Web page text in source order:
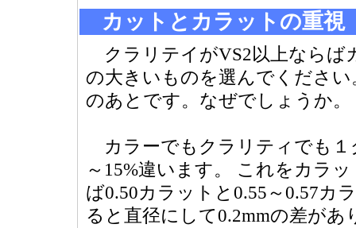
カットとカラットの重視
クラリテイがVS2以上ならば
の大きいものを選んでくださ
のあとです。なぜでしょうか。
カラーでもクラリティでも１
～15%違います。 これをカラ
ば0.50カラットと0.55～0.57カ
ると直径にして0.2mmの差があ